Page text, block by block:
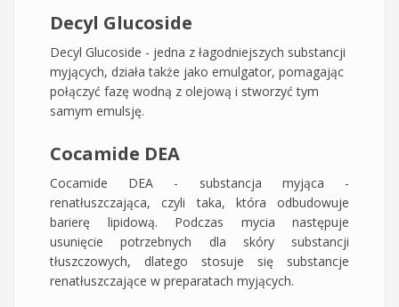
Decyl Glucoside
Decyl Glucoside - jedna z łagodniejszych substancji
myjących, działa także jako emulgator, pomagając
połączyć fazę wodną z olejową i stworzyć tym
samym emulsję.
Cocamide DEA
Cocamide DEA - substancja myjąca -
renatłuszczająca, czyli taka, która odbudowuje
barierę lipidową. Podczas mycia następuje
usunięcie potrzebnych dla skóry substancji
tłuszczowych, dlatego stosuje się substancje
renatłuszczające w preparatach myjących.